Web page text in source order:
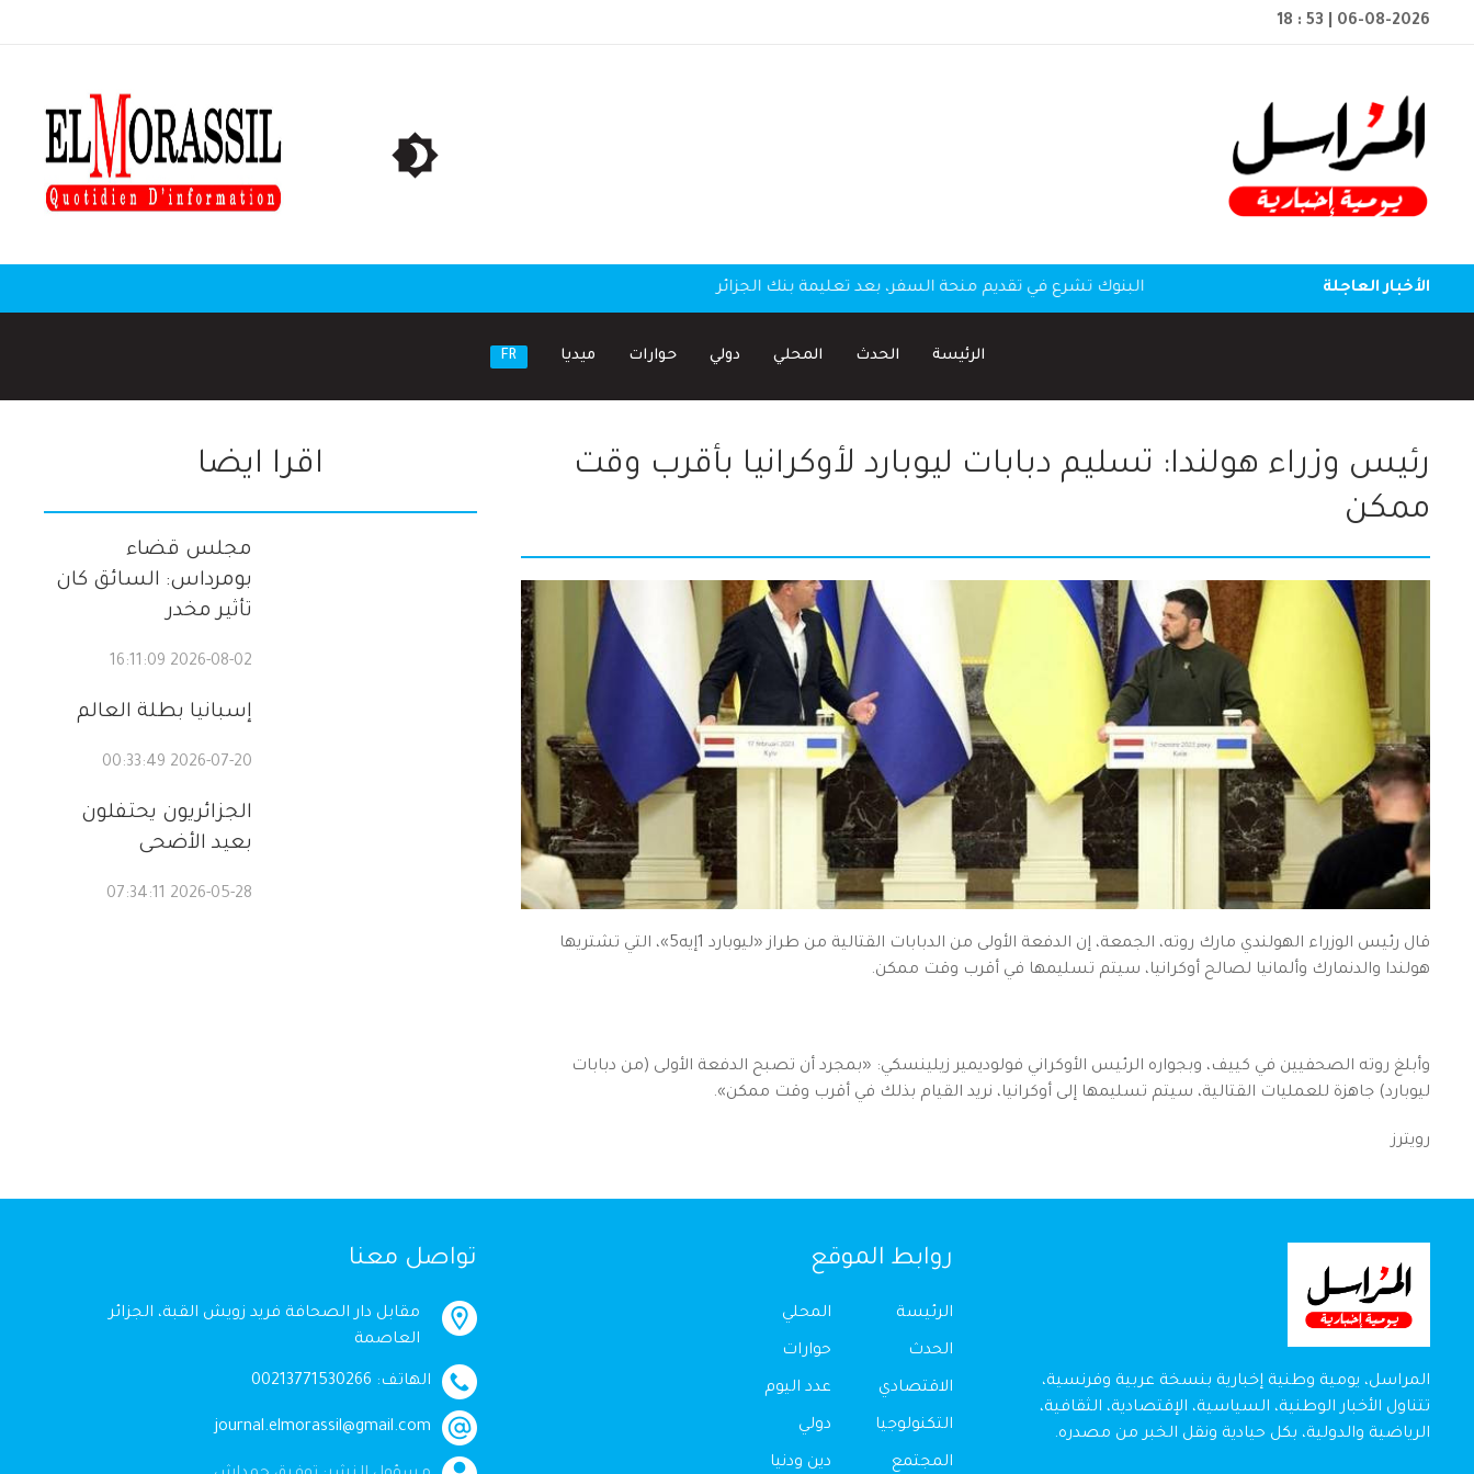
18 : 53 | 06-08-2026
الأخبار العاجلة البنوك تشرع في تقديم منحة السفر، بعد تعليمة بنك الجزائر
الرئيسة الحدث المحلي دولي حوارات ميديا FR
رئيس وزراء هولندا: تسليم دبابات ليوبارد لأوكرانيا بأقرب وقت
ممكن
قال رئيس الوزراء الهولندي مارك روته، الجمعة، إن الدفعة الأولى من الدبابات القتالية من طراز «ليوبارد 1إيه5»، التي تشتريها
هولندا والدنمارك وألمانيا لصالح أوكرانيا، سيتم تسليمها في أقرب وقت ممكن.
وأبلغ روته الصحفيين في كييف، وبجواره الرئيس الأوكراني فولوديمير زيلينسكي: «بمجرد أن تصبح الدفعة الأولى (من دبابات
ليوبارد) جاهزة للعمليات القتالية، سيتم تسليمها إلى أوكرانيا، نريد القيام بذلك في أقرب وقت ممكن».
رويترز
اقرا ايضا
مجلس قضاء
بومرداس: السائق كان
تأثير مخدر
2026-08-02 16:11:09
إسبانيا بطلة العالم
2026-07-20 00:33:49
الجزائريون يحتفلون
بعيد الأضحى
2026-05-28 07:34:11
المراسل، يومية وطنية إخبارية بنسخة عربية وفرنسية،
تتناول الأخبار الوطنية، السياسية، الإقتصادية، الثقافية،
الرياضية والدولية، بكل حيادية ونقل الخبر من مصدره.
روابط الموقع
الرئيسة
الحدث
الاقتصادي
التكنولوجيا
المجتمع
المحلي
حوارات
عدد اليوم
دولي
دين ودنيا
تواصل معنا
مقابل دار الصحافة فريد زويش القبة، الجزائر
العاصمة
الهاتف: 00213771530266
journal.elmorassil@gmail.com